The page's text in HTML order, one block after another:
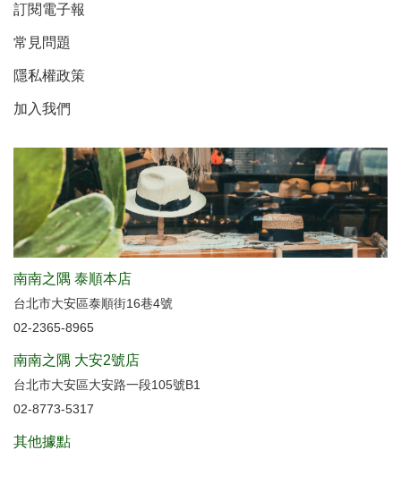
訂閱電子報
常見問題
隱私權政策
加入我們
南南之隅 泰順本店
台北市大安區泰順街16巷4號
02-2365-8965
南南之隅 大安2號店
台北市大安區大安路一段105號B1
02-8773-5317
其他據點